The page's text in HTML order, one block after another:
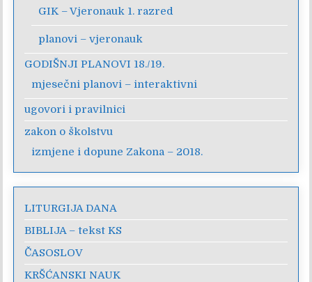
GIK – Vjeronauk 1. razred
planovi – vjeronauk
GODIŠNJI PLANOVI 18./19.
mjesečni planovi – interaktivni
ugovori i pravilnici
zakon o školstvu
izmjene i dopune Zakona – 2018.
LITURGIJA DANA
BIBLIJA – tekst KS
ČASOSLOV
KRŠĆANSKI NAUK